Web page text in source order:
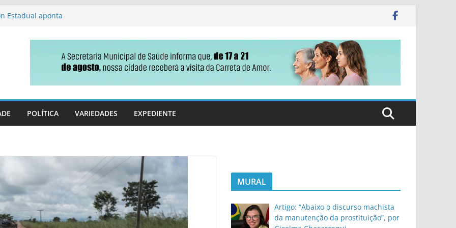
Estadual aponta
e sessão da CCJ
e resistência
de ônibus para atender
POLÍTICA VARIEDADES EXPEDIENTE
MURAL
Artigo: “Abaixo o discurso machista
da manutenção da prostituição”, por